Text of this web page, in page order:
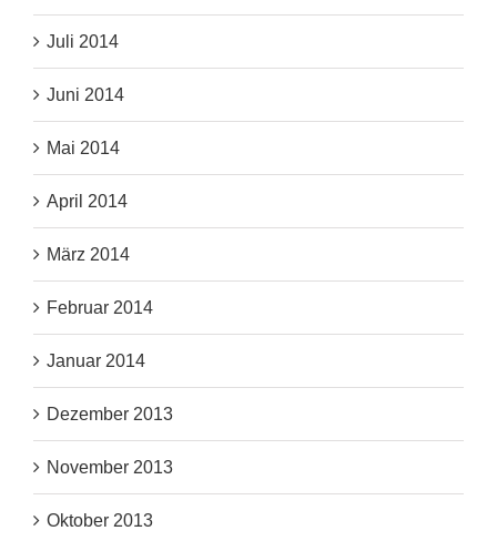
Juli 2014
Juni 2014
Mai 2014
April 2014
März 2014
Februar 2014
Januar 2014
Dezember 2013
November 2013
Oktober 2013